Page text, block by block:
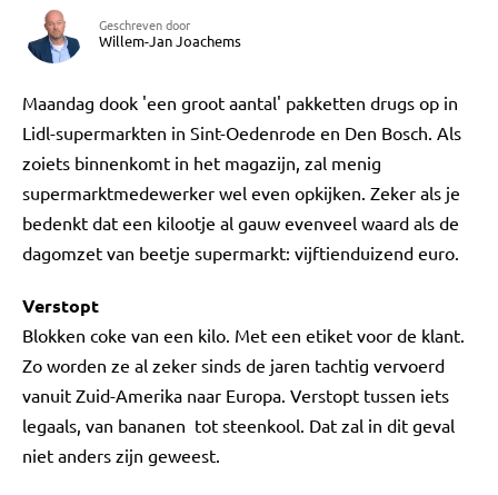
Geschreven door
Willem-Jan Joachems
Maandag dook 'een groot aantal' pakketten drugs op in
Lidl-supermarkten in Sint-Oedenrode en Den Bosch. Als
zoiets binnenkomt in het magazijn, zal menig
supermarktmedewerker wel even opkijken. Zeker als je
bedenkt dat een kilootje al gauw evenveel waard als de
dagomzet van beetje supermarkt: vijftienduizend euro.
Verstopt
Blokken coke van een kilo. Met een etiket voor de klant.
Zo worden ze al zeker sinds de jaren tachtig vervoerd
vanuit Zuid-Amerika naar Europa. Verstopt tussen iets
legaals, van bananen tot steenkool. Dat zal in dit geval
niet anders zijn geweest.